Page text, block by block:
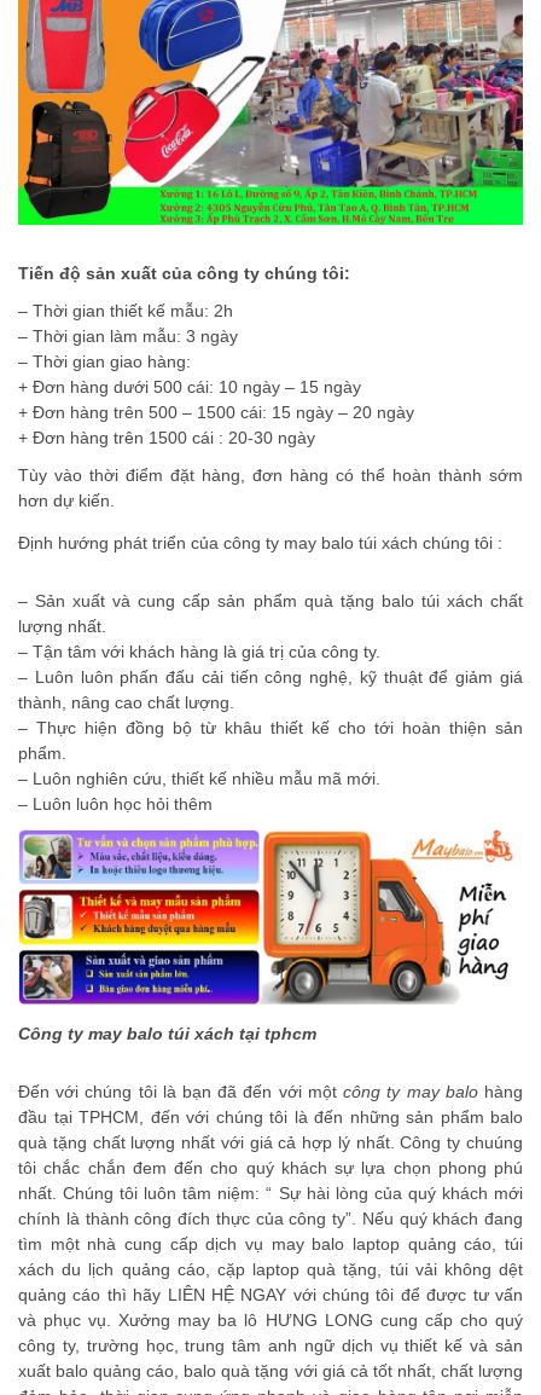
Tiến độ sản xuất của công ty chúng tôi:
– Thời gian thiết kế mẫu: 2h
– Thời gian làm mẫu: 3 ngày
– Thời gian giao hàng:
+ Đơn hàng dưới 500 cái: 10 ngày – 15 ngày
+ Đơn hàng trên 500 – 1500 cái: 15 ngày – 20 ngày
+ Đơn hàng trên 1500 cái : 20-30 ngày
Tùy vào thời điểm đặt hàng, đơn hàng có thể hoàn thành sớm
hơn dự kiến.
Định hướng phát triển của công ty may balo túi xách chúng tôi :
– Sản xuất và cung cấp sản phẩm quà tặng balo túi xách chất
lượng nhất.
– Tận tâm với khách hàng là giá trị của công ty.
– Luôn luôn phấn đấu cải tiến công nghệ, kỹ thuật để giảm giá
thành, nâng cao chất lượng.
– Thực hiện đồng bộ từ khâu thiết kế cho tới hoàn thiện sản
phẩm.
– Luôn nghiên cứu, thiết kế nhiều mẫu mã mới.
– Luôn luôn học hỏi thêm
Công ty may balo túi xách tại tphcm
Đến với chúng tôi là bạn đã đến với mộtcông ty may balohàng
đầu tại TPHCM, đến với chúng tôi là đến những sản phẩm balo
quà tặng chất lượng nhất với giá cả hợp lý nhất. Công ty chuúng
tôi chắc chắn đem đến cho quý khách sự lựa chọn phong phú
nhất. Chúng tôi luôn tâm niệm: “ Sự hài lòng của quý khách mới
chính là thành công đích thực của công ty”. Nếu quý khách đang
tìm một nhà cung cấp dịch vụ may balo laptop quảng cáo ,túi
xách du lịch quảng cáo, cặp laptop quà tặng , túi vải không dệt
quảng cáo thì hãy LIÊN HỆ NGAY với chúng tôi để được tư vấn
và phục vụ. Xưởng may ba lô HƯNG LONG cung cấp cho quý
công ty, trường học, trung tâm anh ngữ dịch vụ thiết kế và sản
xuất balo quảng cáo, balo quà tặng với giá cả tốt nhất, chất lượng